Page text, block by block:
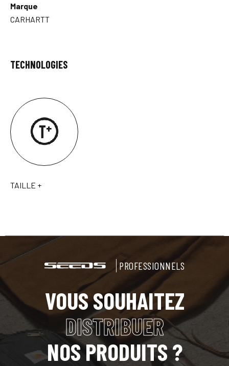
Marque
CARHARTT
TECHNOLOGIES
TAILLE +
PROFESSIONNELS
VOUS SOUHAITEZ
DISTRIBUER
NOS PRODUITS ?